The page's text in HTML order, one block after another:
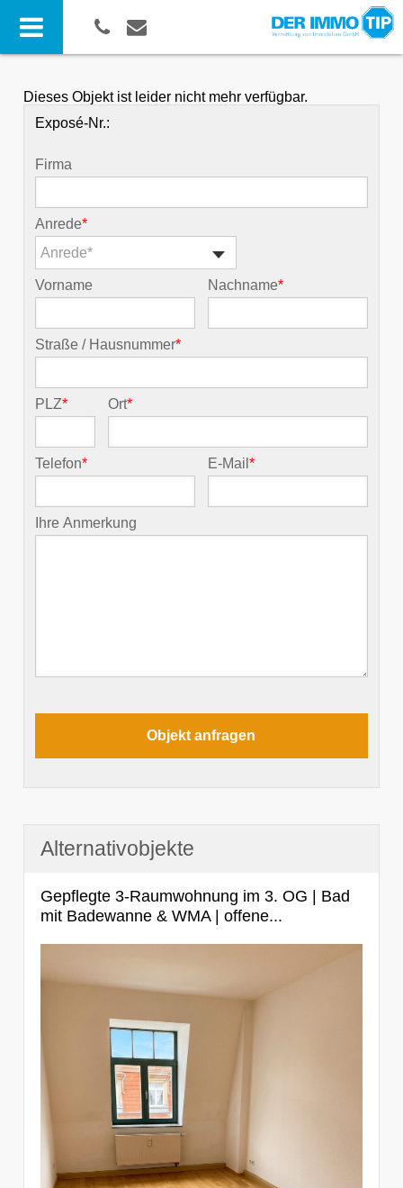
Dieses Objekt ist leider nicht mehr verfügbar.
Exposé-Nr.:
Firma
Anrede*
Anrede*
Vorname Nachname*
Straße / Hausnummer*
PLZ* Ort*
Telefon* E-Mail*
Ihre Anmerkung
Alternativobjekte
Gepflegte 3-Raumwohnung im 3. OG | Bad
mit Badewanne & WMA | offene...